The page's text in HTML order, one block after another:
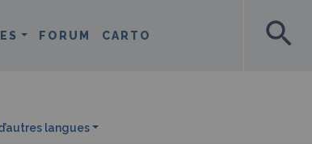
FORUM CARTO search
langues